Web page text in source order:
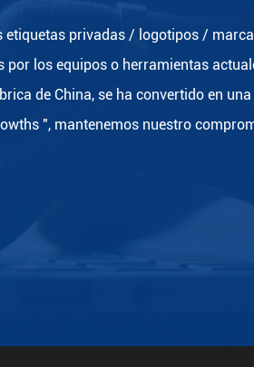
privadas / logotipos /
los equipos o herramientas
de China, se ha convertido en
", mantenemos nuestro